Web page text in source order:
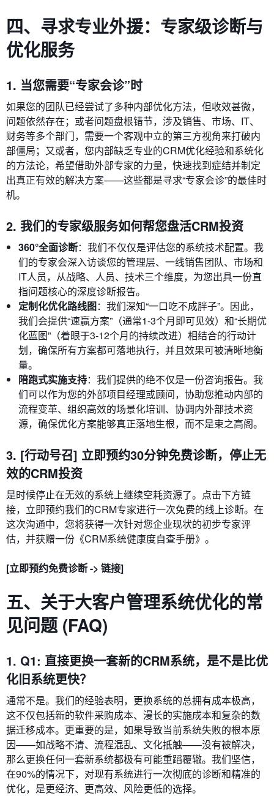
四、寻求专业外援：专家级诊断与
优化服务
1. 当您需要“专家会诊”时
如果您的团队已经尝试了多种内部优化方法，但收效甚微，
问题依然存在；或者问题盘根错节，涉及销售、市场、IT、
财务等多个部门，需要一个客观中立的第三方视角来打破内
部僵局；又或者，您内部缺乏专业的CRM优化经验和系统化
的方法论，希望借助外部专家的力量，快速找到症结并制定
出真正有效的解决方案——这些都是寻求“专家会诊”的最佳时
机。
2. 我们的专家级服务如何帮您盘活CRM投资
360°全面诊断：我们不仅仅是评估您的系统技术配置。我
们的专家会深入访谈您的管理层、一线销售团队、市场和
IT人员，从战略、人员、技术三个维度，为您出具一份直
指问题核心的深度诊断报告。
定制化优化路线图：我们深知“一口吃不成胖子”。因此，
我们会提供“速赢方案”（通常1-3个月即可见效）和“长期优
化蓝图”（着眼于3-12个月的持续改进）相结合的行动计
划，确保所有方案都可落地执行，并且效果可被清晰地衡
量。
陪跑式实施支持：我们提供的绝不仅是一份咨询报告。我
们可以作为您的外部项目经理或顾问，协助您推动内部的
流程变革、组织高效的场景化培训、协调内外部技术资
源，确保优化方案能够真正落地生根，而不是束之高阁。
3. [行动号召] 立即预约30分钟免费诊断，停止无
效的CRM投资
是时候停止在无效的系统上继续空耗资源了。点击下方链
接，立即预约我们的CRM专家进行一次免费的线上诊断。在
这次沟通中，您将获得一次针对您企业现状的初步专家评
估，并获赠一份《CRM系统健康度自查手册》。
[立即预约免费诊断 -> 链接]
五、关于大客户管理系统优化的常
见问题 (FAQ)
1. Q1: 直接更换一套新的CRM系统，是不是比优
化旧系统更快？
通常不是。我们的经验表明，更换系统的总拥有成本极高，
这不仅包括新的软件采购成本、漫长的实施成本和复杂的数
据迁移成本。更重要的是，如果导致当前系统失败的根本原
因——如战略不清、流程混乱、文化抵触——没有被解决，
那么更换任何一套新系统都极有可能重蹈覆辙。我们坚信，
在90%的情况下，对现有系统进行一次彻底的诊断和精准的
优化，是更经济、更高效、风险更低的选择。